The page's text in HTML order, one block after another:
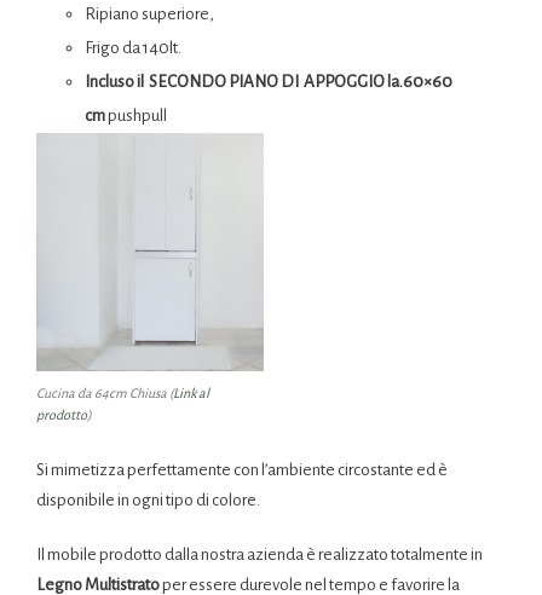
Ripiano superiore,
Frigo da 140lt.
Incluso il SECONDO PIANO DI APPOGGIO la.60×60
cmpushpull
Cucina da 64cm Chiusa (Link al
prodotto)
Si mimetizza perfettamente con l’ambiente circostante ed è
disponibile in ogni tipo di colore.
Il mobile prodotto dalla nostra azienda è realizzato totalmente in
Legno Multistratoper essere durevole nel tempo e favorire la